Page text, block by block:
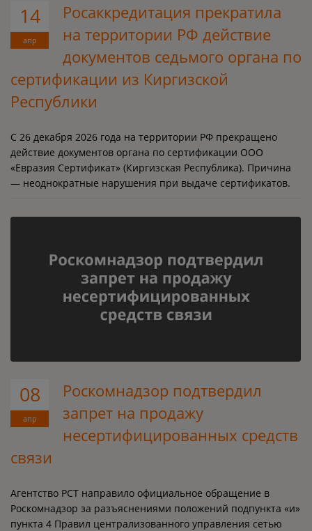
14
апр
Росаккредитация прекратила
на территории РФ действие
документов седьмого органа по
сертификации из Киргизской
Республики
С 26 декабря 2026 года на территории РФ прекращено
действие документов органа по сертификации ООО
«Евразия Сертификат» (Киргизская Республика). Причина
— неоднократные нарушения при выдаче сертификатов.
08
апр
Роскомнадзор подтвердил
запрет на продажу
несертифицированных средств
связи
Агентство РСТ направило официальное обращение в
Роскомнадзор за разъяснениями положений подпункта «и»
пункта 4 Правил централизованного управления сетью